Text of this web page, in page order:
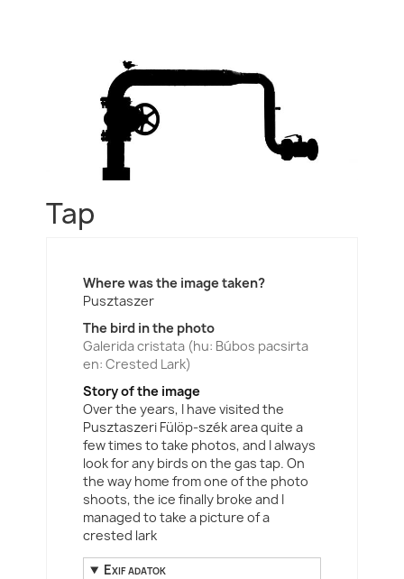
Tap
Where was the image taken?
Pusztaszer
The bird in the photo
Galerida cristata (hu: Búbos pacsirta
en: Crested Lark)
Story of the image
Over the years, I have visited the
Pusztaszeri Fülöp-szék area quite a
few times to take photos, and I always
look for any birds on the gas tap. On
the way home from one of the photo
shoots, the ice finally broke and I
managed to take a picture of a
crested lark
Exif adatok